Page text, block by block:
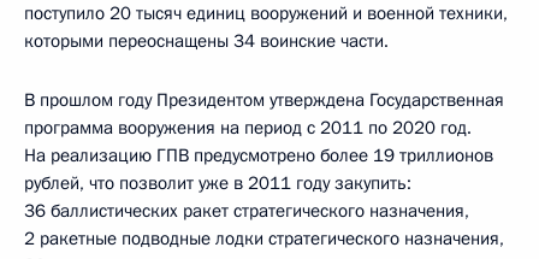
поступило 20 тысяч единиц вооружений и военной техники,
которыми переоснащены 34 воинские части.
В прошлом году Президентом утверждена Государственная
программа вооружения на период с 2011 по 2020 год.
На реализацию ГПВ предусмотрено более 19 триллионов
рублей, что позволит уже в 2011 году закупить:
36 баллистических ракет стратегического назначения,
2 ракетные подводные лодки стратегического назначения,